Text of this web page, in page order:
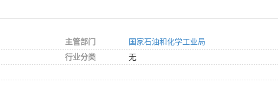
主管部门
国家石油和化学工业局
行业分类
无